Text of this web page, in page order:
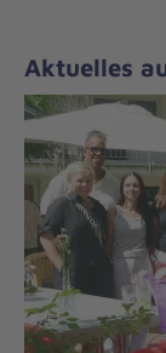
Aktuelles